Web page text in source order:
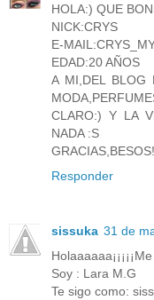
HOLA:) QUE
NICK:CRYS
E-
EDAD:20 AÑOS
A MI,DEL BLOG
CLARO:) Y LA
NADA :S
GRACIAS,BESOS!
Responder
sissuka 31 de
Soy : Lara M.G
Te sigo como: